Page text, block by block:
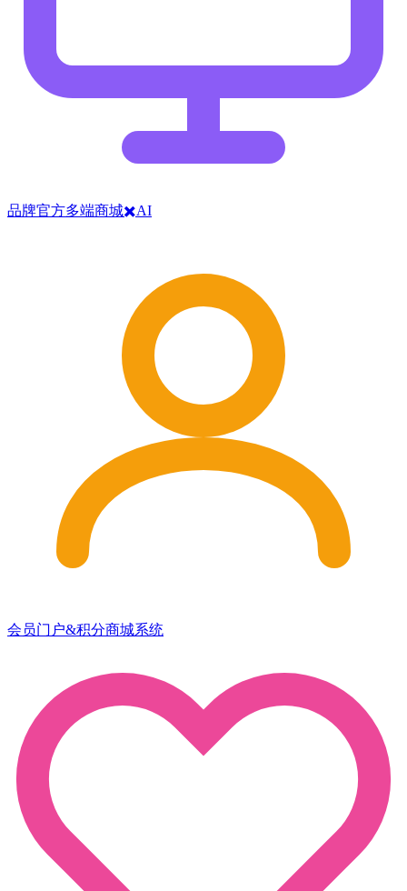
品牌官方多端商城✖️AI
会员门户&积分商城系统